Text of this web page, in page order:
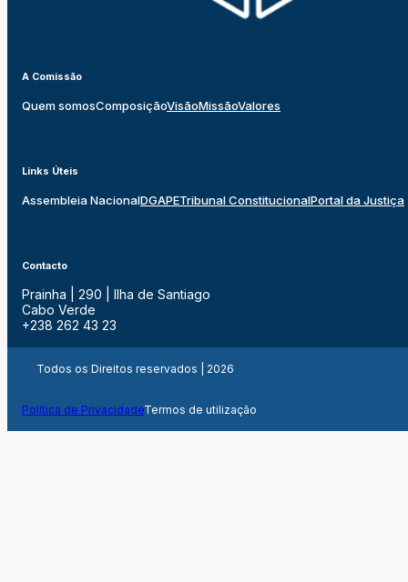
A Comissão
Quem somosComposiçãoVisãoMissãoValores
Links Úteis
Assembleia NacionalDGAPETribunal ConstitucionalPortal da Justiça
Contacto
Prainha | 290 | Ilha de Santiago
Cabo Verde
+238 262 43 23
Todos os Direitos reservados | 2026
Politica de PrivacidadeTermos de utilização